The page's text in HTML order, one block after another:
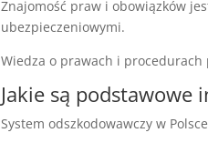
Znajomość praw i obowiązków
ubezpieczeniowymi.
Wiedza o prawach i procedurach
Jakie są podstawowe
System odszkodowawczy w